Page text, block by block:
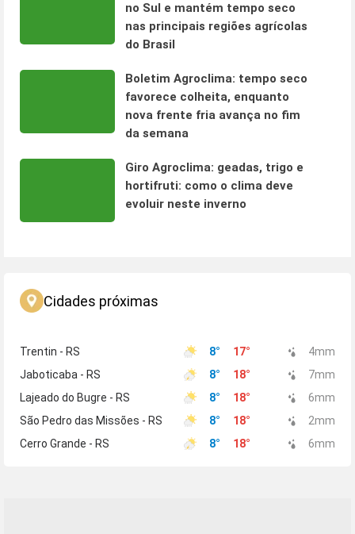
no Sul e mantém tempo seco
nas principais regiões agrícolas
do Brasil
Boletim Agroclima: tempo seco
favorece colheita, enquanto
nova frente fria avança no fim
da semana
Giro Agroclima: geadas, trigo e
hortifruti: como o clima deve
evoluir neste inverno
Cidades próximas
Trentin - RS 8° 17° 4mm
Jaboticaba - RS
8° 18° 7mm
Lajeado do Bugre - RS
8° 18° 6mm
São Pedro das Missões - RS
8° 18° 2mm
Cerro Grande - RS
8° 18° 6mm